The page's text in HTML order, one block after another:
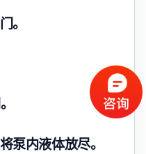
。
泵内液体放尽。